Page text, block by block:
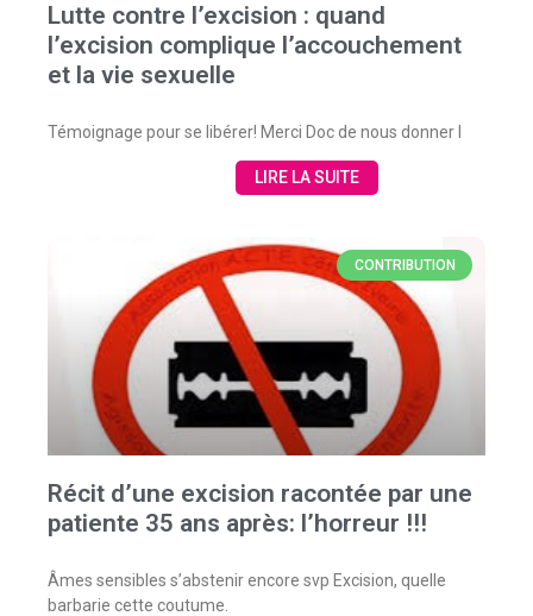
Lutte contre l’excision : quand
l’excision complique l’accouchement
et la vie sexuelle
Témoignage pour se libérer! Merci Doc de nous donner l
LIRE LA SUITE
CONTRIBUTION
Récit d’une excision racontée par une
patiente 35 ans après: l’horreur !!!
Âmes sensibles s’abstenir encore svp Excision, quelle
barbarie cette coutume.